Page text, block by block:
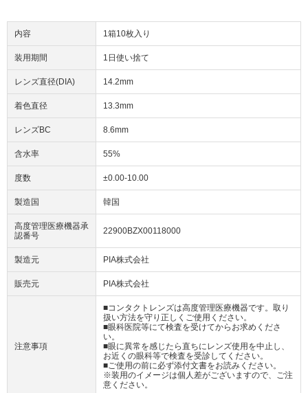
内容 1箱10枚入り
装用期間 1日使い捨て
レンズ直径(DIA) 14.2mm
着色直径 13.3mm
レンズBC 8.6mm
含水率 55%
度数 ±0.00-10.00
製造国 韓国
高度管理医療機器承
認番号
22900BZX00118000
製造元 PIA株式会社
販売元 PIA株式会社
注意事項
■コンタクトレンズは高度管理医療機器です。取り
扱い方法を守り正しくご使用ください。
■眼科医院等にて検査を受けてからお求めくださ
い。
■眼に異常を感じたら直ちにレンズ使用を中止し、
お近くの眼科等で検査を受診してください。
■ご使用の前に必ず添付文書をお読みください。
※装用のイメージは個人差がございますので、ご注
意ください。